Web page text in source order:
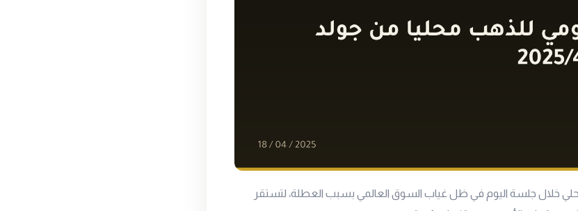
خلال جلسة اليوم في ظل غياب السوق العالمي بسبب العطلة، لتستقر